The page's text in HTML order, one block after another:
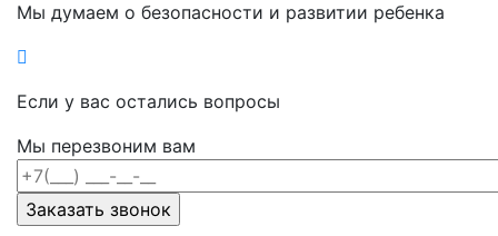
Мы думаем о безопасности и развитии ребенка
Если у вас остались вопросы
Мы перезвоним вам